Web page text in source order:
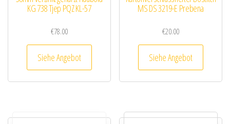
KG 738 Tjep PQZ KL-57
€78.00
Siehe Angebot
MS DS 3219-E Prebena
€20.00
Siehe Angebot